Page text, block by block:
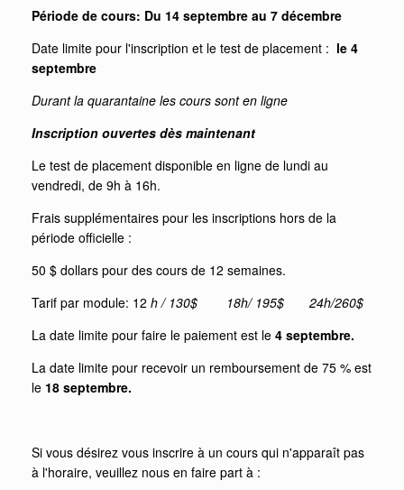
Période de cours: Du 14 septembre au 7 décembre
Date limite pour l'inscription et le test de placement : le 4
septembre
Durant la quarantaine les cours sont en ligne
Inscription ouvertes dès maintenant
Le test de placement disponible en ligne de lundi au
vendredi, de 9h à 16h.
Frais supplémentaires pour les inscriptions hors de la
période officielle :
50 $ dollars pour des cours de 12 semaines.
Tarif par module: 12 h / 130$ 18h/ 195$ 24h/260$
La date limite pour faire le paiement est le 4 septembre.
La date limite pour recevoir un remboursement de 75 % est
le 18 septembre.
Si vous désirez vous inscrire à un cours qui n'apparaît pas
à l'horaire, veuillez nous en faire part à :